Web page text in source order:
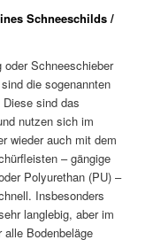
Schneeschilds /
Schneeschieber
die sogenannten
sind das
nutzen sich im
wieder auch mit dem
– gängige
Polyurethan (PU) –
Insbesonders
langlebig, aber im
Bodenbeläge